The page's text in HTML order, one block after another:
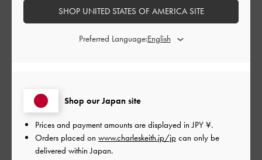
よかった
もっと見る
このレビューは役に立ちましたか？
Shop our Japan site
Prices and payment amounts are displayed inJPY ¥.
Orders placed on www.charleskeith.jp/jp can only be
delivered within Japan.
SHOP UNITED STATES OF AMERICA SITE
Preferred Language: